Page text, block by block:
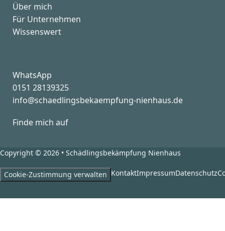
Über mich
Für Unternehmen
Wissenswert
WhatsApp
0151 28139325
info@schaedlingsbekaempfung-nienhaus.de
Finde mich auf
Copyright © 2026 • Schädlingsbekämpfung Nienhaus
Cookie-Zustimmung verwalten KontaktImpressumDatenschutz